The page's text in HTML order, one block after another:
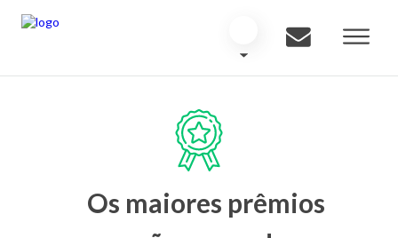
Os maiores prêmios